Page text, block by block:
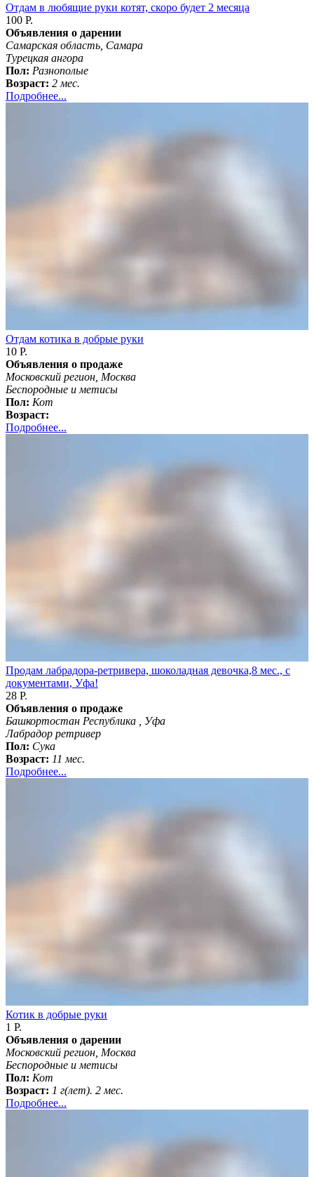
Отдам в любящие руки котят, скоро будет 2 месяца
100 Р.
Объявления о дарении
Самарская область, Самара
Турецкая ангора
Пол: Разнополые
Возраст: 2 мес.
Подробнее...
Отдам котика в добрые руки
10 Р.
Объявления о продаже
Московский регион, Москва
Беспородные и метисы
Пол: Кот
Возраст:
Подробнее...
Продам лабрадора-ретривера, шоколадная девочка,8 мес., с
документами, Уфа!
28 Р.
Объявления о продаже
Башкортостан Республика , Уфа
Лабрадор ретривер
Пол: Сука
Возраст: 11 мес.
Подробнее...
Котик в добрые руки
1 Р.
Объявления о дарении
Московский регион, Москва
Беспородные и метисы
Пол: Кот
Возраст: 1 г(лет). 2 мес.
Подробнее...